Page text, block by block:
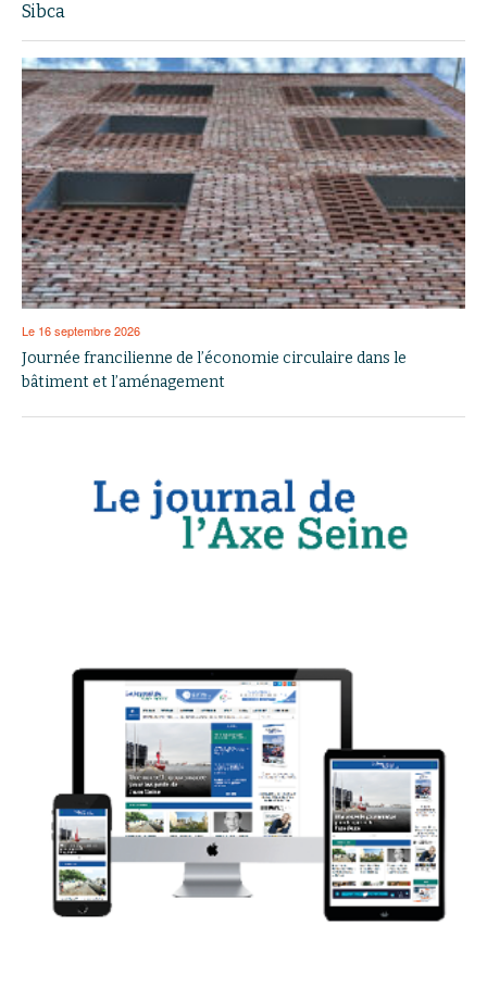
Sibca
Le 16 septembre 2026
Journée francilienne de l’économie circulaire dans le
bâtiment et l’aménagement